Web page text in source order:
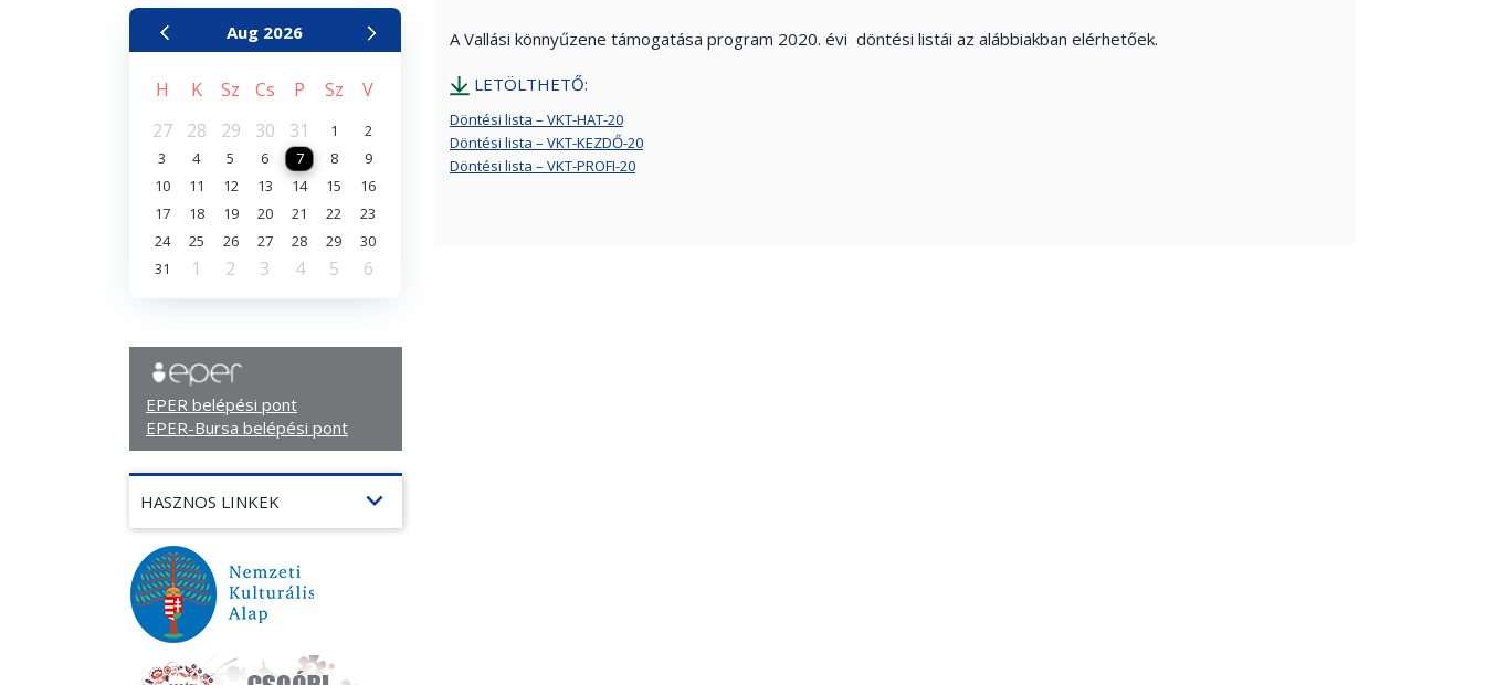
Aug 2026
H K Sz Cs P Sz
V
27
28 29 30 31 1
2
3
4 5 6 7 8
9
10
11 12 13 14 15
16
17
18 19 20 21 22
23
24
25 26 27 28 29
30
31
1 2 3 4 5 6
EPER belépési pont
EPER-Bursa belépési pont
HASZNOS LINKEK expand_more
A Vallási könnyűzene támogatása program 2020. évi döntési listái az alábbiakban elérhetőek.
LETÖLTHETŐ:
Döntési lista – VKT-HAT-20
Döntési lista – VKT-KEZDŐ-20
Döntési lista – VKT-PROFI-20